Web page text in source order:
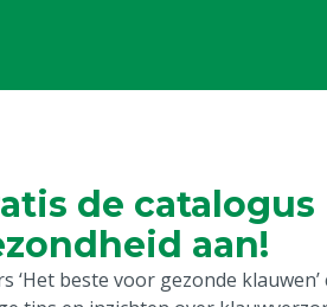
de catalogus
aan!
‘Het beste voor gezonde